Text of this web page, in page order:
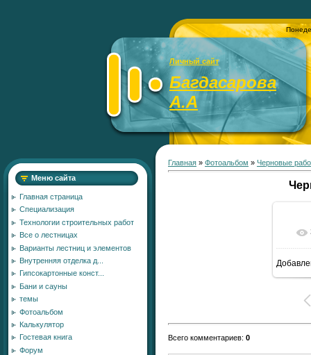
Личный сайт
Багдасарова
А.А
Меню сайта
Главная страница
Специализация
Технологии строительных работ
Все о лестницах
Варианты лестниц и элементов
Внутренняя отделка д...
Гипсокартонные конст...
Бани и сауны
темы
Фотоальбом
Калькулятор
Гостевая книга
Форум
Главная » Фотоальбом » Черновые
Всего комментариев: 0